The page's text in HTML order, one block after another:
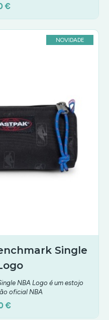
€
NOVIDADE
Single
NBA Logo é um estojo
oficial NBA
€